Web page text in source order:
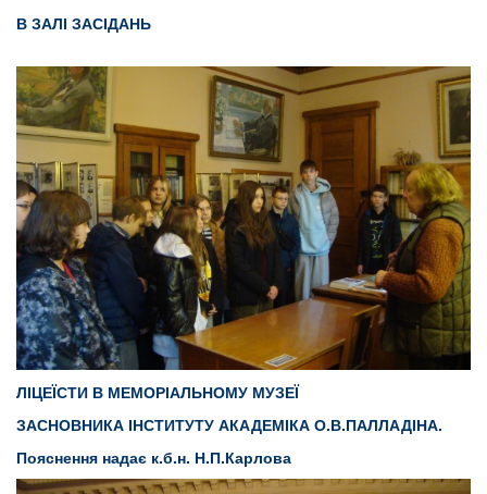
В ЗАЛІ ЗАСІДАНЬ
ЛІЦЕЇСТИ В МЕМОРІАЛЬНОМУ МУЗЕЇ
ЗАСНОВНИКА ІНСТИТУТУ АКАДЕМІКА О.В.ПАЛЛАДІНА.
Пояснення надає к.б.н. Н.П.Карлова